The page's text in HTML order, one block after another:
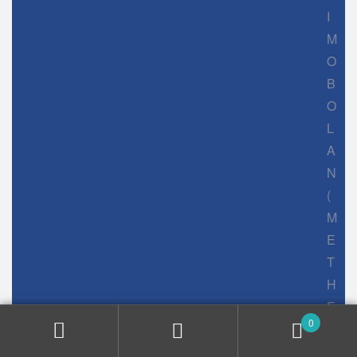
I
M
O
B
O
L
A
N
(
M
E
T
H
E
0